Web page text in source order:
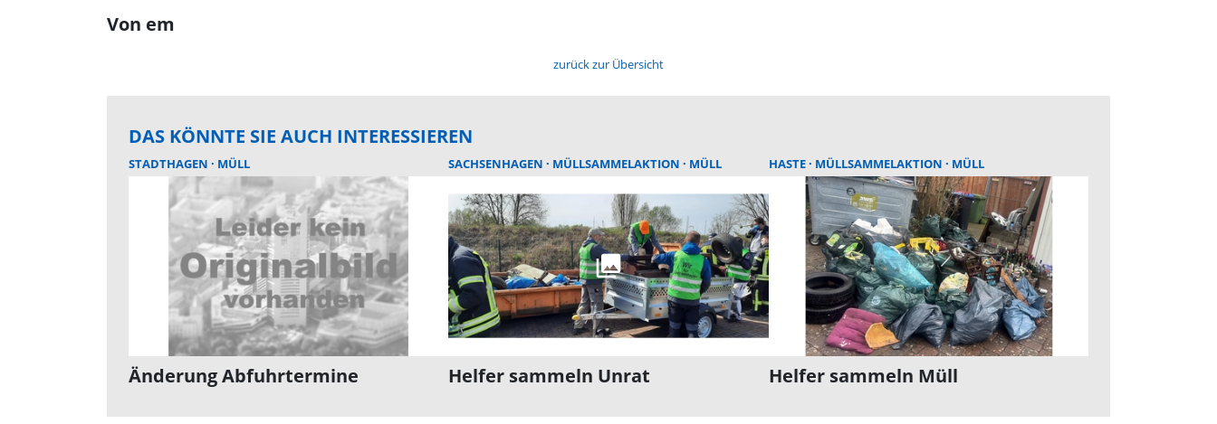
Von em
zurück zur Übersicht
DAS KÖNNTE SIE AUCH INTERESSIEREN
STADTHAGEN MÜLL
Änderung Abfuhrtermine
SACHSENHAGEN MÜLLSAMMELAKTION MÜLL
Helfer sammeln Unrat
HASTE MÜLLSAMMELAKTION MÜLL
Helfer sammeln Müll